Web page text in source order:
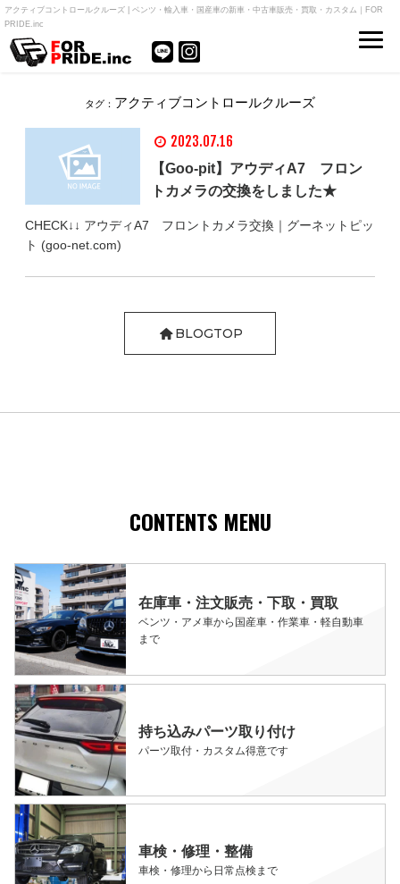
アクティブコントロールクルーズ | ベンツ・輸入車・国産車の新車・中古車販売・買取・カスタム｜FOR
PRIDE.inc
タグ： アクティブコントロールクルーズ
2023.07.16
【Goo-pit】アウディA7 フロン
トカメラの交換をしました★
CHECK↓↓ アウディA7 フロントカメラ交換｜グーネットピッ
ト (goo-net.com)
BLOGTOP
CONTENTS MENU
在庫車・注文販売・下取・買取
ベンツ・アメ車から国産車・作業車・軽自動車
まで
持ち込みパーツ取り付け
パーツ取付・カスタム得意です
車検・修理・整備
車検・修理から日常点検まで